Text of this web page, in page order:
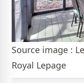
Source image :
Royal Lepage